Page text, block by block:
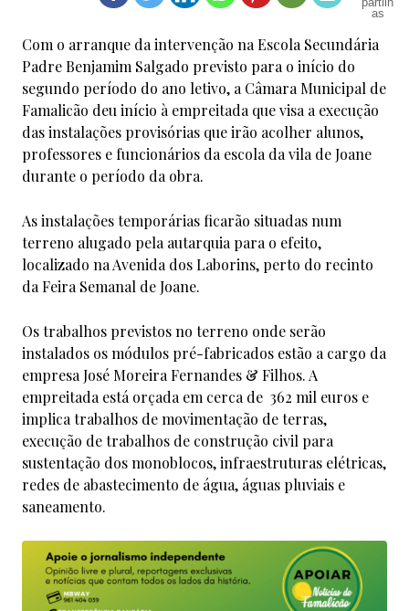
Com o arranque da intervenção na Escola Secundária
Padre Benjamim Salgado previsto para o início do
segundo período do ano letivo, a Câmara Municipal de
Famalicão deu início à empreitada que visa a execução
das instalações provisórias que irão acolher alunos,
professores e funcionários da escola da vila de Joane
durante o período da obra.
As instalações temporárias ficarão situadas num
terreno alugado pela autarquia para o efeito,
localizado na Avenida dos Laborins, perto do recinto
da Feira Semanal de Joane.
Os trabalhos previstos no terreno onde serão
instalados os módulos pré-fabricados estão a cargo da
empresa José Moreira Fernandes & Filhos. A
empreitada está orçada em cerca de 362 mil euros e
implica trabalhos de movimentação de terras,
execução de trabalhos de construção civil para
sustentação dos monoblocos, infraestruturas elétricas,
redes de abastecimento de água, águas pluviais e
saneamento.